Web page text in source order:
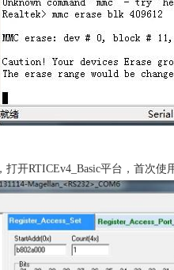
打开RTICEv4_Basic平台，首次